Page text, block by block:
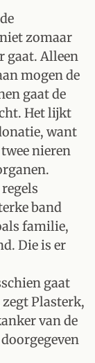
zomaar
gaat. Alleen
mogen de
gaat de
Het lijkt
want
nieren
band
familie,
Die is er
gaat
Plasterk,
van de